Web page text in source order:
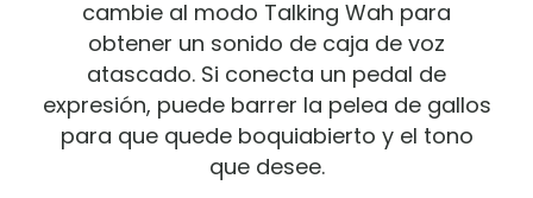
cambie al modo Talking Wah para
obtener un sonido de caja de voz
atascado. Si conecta un pedal de
expresión, puede barrer la pelea de gallos
para que quede boquiabierto y el tono
que desee.